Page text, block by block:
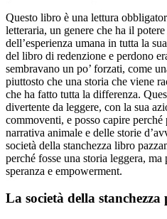
Questo libro è una lettura
letteraria, un genere che ha il
dell’esperienza umana in tutta la
del libro di redenzione e perdono
sembravano un po’ forzati, come
piuttosto che una storia che viene
che ha fatto tutta la differenza.
divertente da leggere, con la sua
commoventi, e posso capire perché
narrativa animale e delle storie
società della stanchezza libro
perché fosse una storia leggera,
speranza e empowerment.
La società della stanchezza